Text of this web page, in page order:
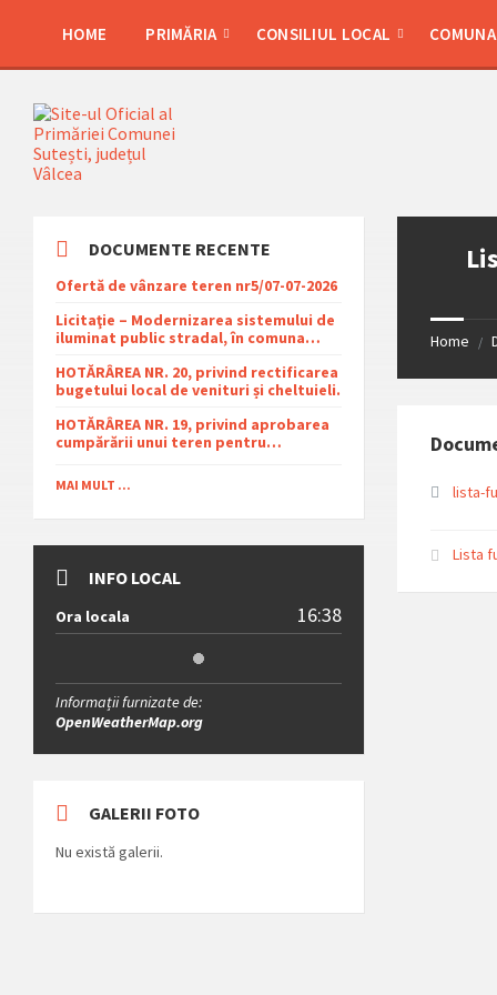
sidebar
sidebar
HOME PRIMĂRIA CONSILIUL LOCAL
Home /
lista-
Lista
DOCUMENTE RECENTE
Ofertă de vânzare teren nr5/07-07-2026
Licitaţie – Modernizarea sistemului de
iluminat public stradal, în comuna
HOTĂRÂREA NR. 20, privind rectificarea
bugetului local de venituri și cheltuieli.
HOTĂRÂREA NR. 19, privind aprobarea
cumpărării unui teren pentru
din cadrul proiectului de distribuție a
gazelor naturale în comuna Sutești.
MAI MULT ...
INFO LOCAL
Ora locala 16:38
Informații furnizate de:
OpenWeatherMap.org
GALERII FOTO
Nu există galerii.